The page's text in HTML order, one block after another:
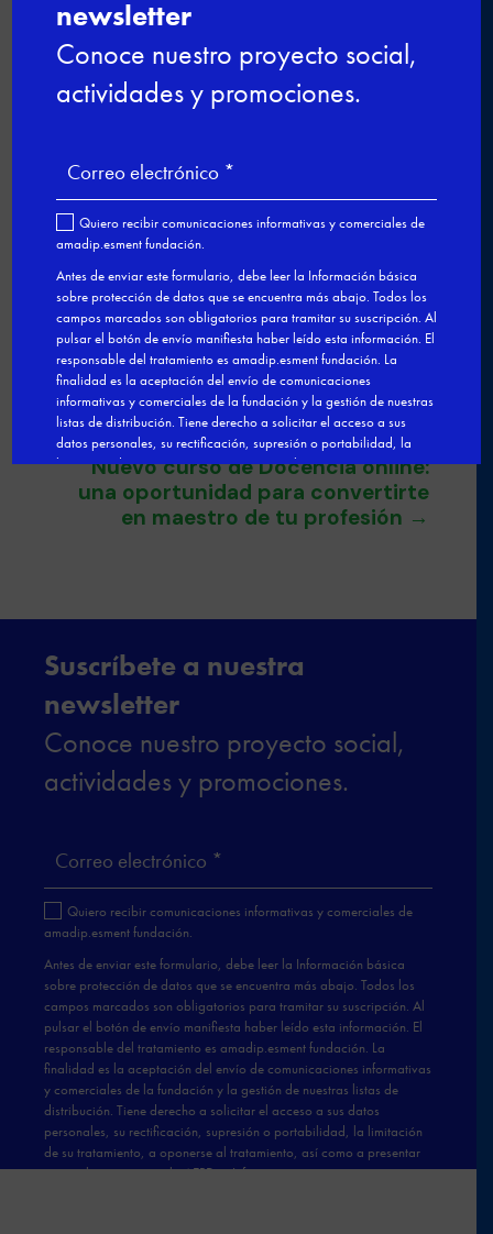
futuro digital
De la experiencia al aula: profesionales
que dan el salto a la docencia
Nuestro modelo de FPDual en el
Congreso estatal sobre Empleo

←Presentamos en Madrid el
proyecto educativo de Esment
Escola y el Juníper Serra
Nuevo curso de Docencia online:
una oportunidad para convertirte
en maestro de tu profesión →